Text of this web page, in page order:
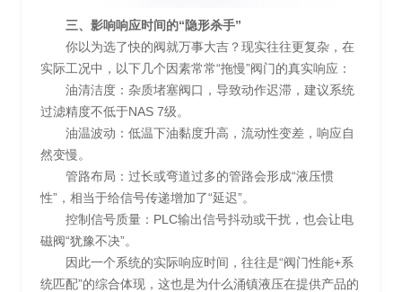
三、影响响应时间的“隐形杀手”
你以为选了快的阀就万事大吉？现实往往更复杂，在
实际工况中，以下几个因素常常“拖慢”阀门的真实响应：
油清洁度：杂质堵塞阀口，导致动作迟滞，建议系统
过滤精度不低于NAS 7级。
油温波动：低温下油黏度升高，流动性变差，响应自
然变慢。
管路布局：过长或弯道过多的管路会形成“液压惯
性”，相当于给信号传递增加了“延迟”。
控制信号质量：PLC输出信号抖动或干扰，也会让电
磁阀“犹豫不决”。
因此一个系统的实际响应时间，往往是“阀门性能+系
统匹配”的综合体现，这也是为什么涌镇液压在提供产品的